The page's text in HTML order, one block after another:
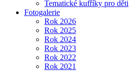
Tematické kufříky pro děti
Fotogalerie
Rok 2026
Rok 2025
Rok 2024
Rok 2023
Rok 2022
Rok 2021